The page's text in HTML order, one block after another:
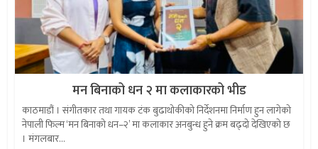
मन बिनाको धन २ मा कलाकारको भीड
काठमाडौं । संगीतकार तथा गायक टंक बुढाथोकीको निर्देशनमा निर्माण हुन लागेको
नेपाली फिल्म ‘मन बिनाको धन–२’ मा कलाकार अनबुन्ध हुने क्रम बढ्दो देखिएको छ
। मंगलबार...